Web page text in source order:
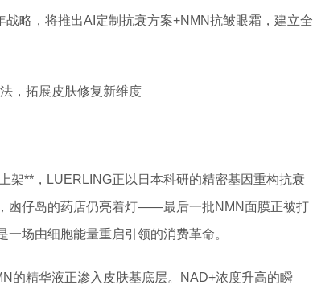
略，将推出AI定制抗衰方案+NMN抗皱眼霜，建立全
，拓展皮肤修复新维度
架**，LUERLING正以日本科研的精密基因重构抗衰
凼仔岛的药店仍亮着灯——最后一批NMN面膜正被打
场由细胞能量重启引领的消费革命。
的精华液正渗入皮肤基底层。NAD+浓度升高的瞬